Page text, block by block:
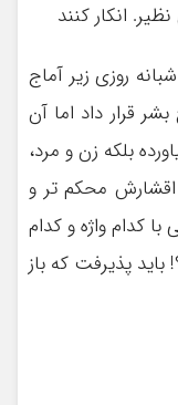
انکار کنند
روزی زیر آماج
قرار داد اما آن
بلکه زن و مرد،
محکم تر و
کدام واژه و کدام
پذیرفت که باز